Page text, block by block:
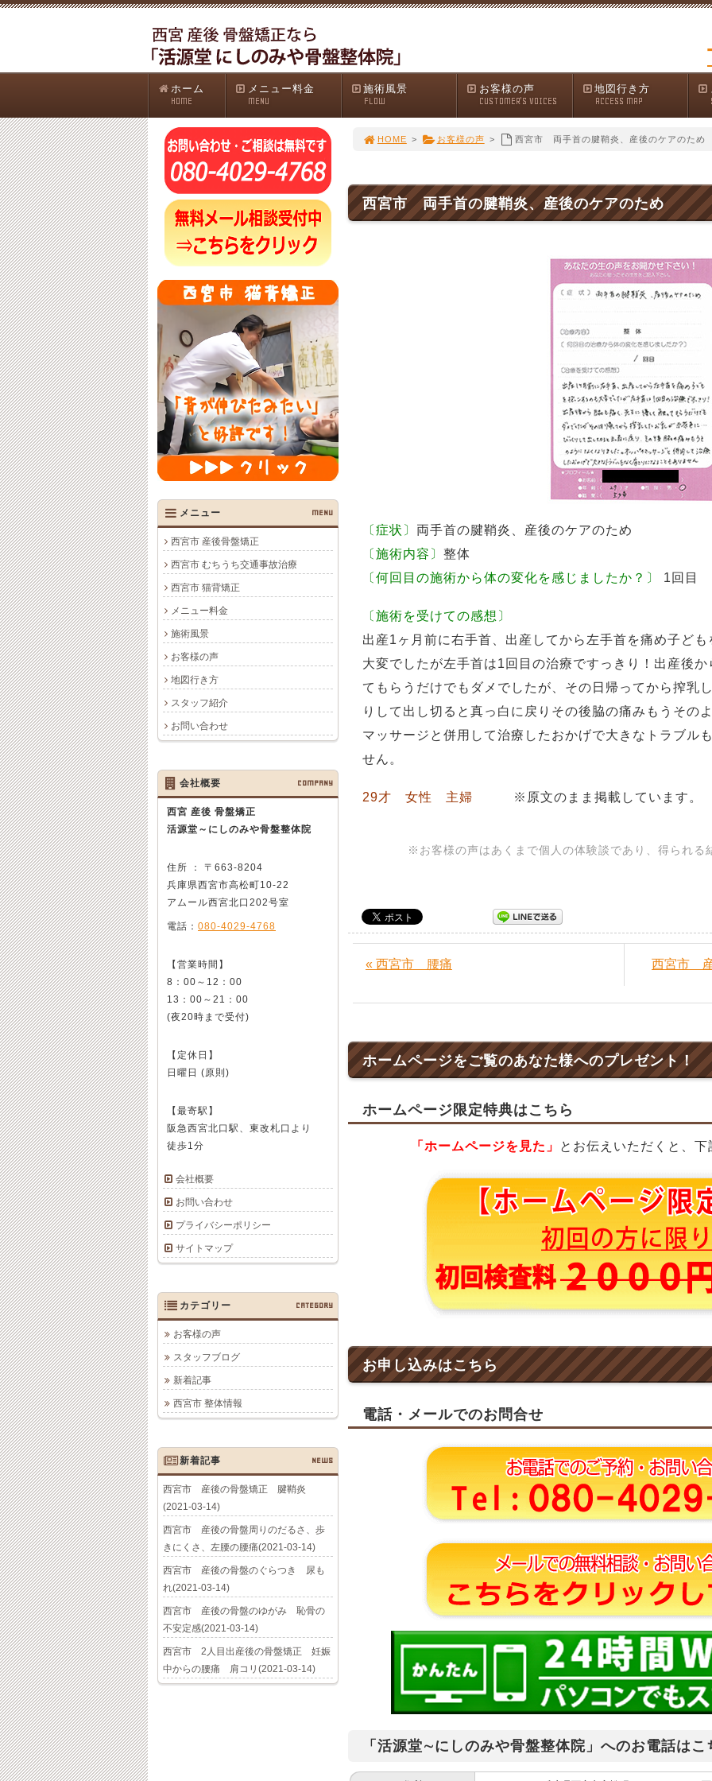
ホーム
HOME
メニュー料金
MENU
施術風景
FLOW
お客様の声
CUSTOMER'S VOICES
地図行き方
ACCESS MAP
HOME > お客様の声 > 西宮市 両手首の腱鞘炎、産後のケアのため
西宮市 両手首の腱鞘炎、産後のケアのため
〔症状〕 両手首の腱鞘炎、産後のケアのため
〔施術内容〕 整体
〔何回目の施術から体の変化を感じましたか？〕
1回目
〔施術を受けての感想〕
出産1ヶ月前に右手首、出産してから左手首を痛め子ど
大変でしたが左手首は1回目の治療ですっきり！出産後
てもらうだけでもダメでしたが、その日帰ってから搾乳
りして出し切ると真っ白に戻りその後脇の痛みもうその
マッサージと併用して治療したおかげで大きなトラブル
せん。
29才 女性 主婦 ※原文のまま掲載しています。
※お客様の声はあくまで個人の体験談であり、得られる
« 西宮市 腰痛 西宮市 産
ホームページをご覧のあなた様へのプレゼント！
ホームページ限定特典はこちら
「ホームページを見た」 とお伝えいただくと、
お申し込みはこちら
電話・メールでのお問合せ
「活源堂∼にしのみや骨盤整体院」へのお電話はこ
メニュー MENU
西宮市 産後骨盤矯正
西宮市 むちうち交通事故治療
西宮市 猫背矯正
メニュー料金
施術風景
お客様の声
地図行き方
スタッフ紹介
お問い合わせ
会社概要 COMPANY
西宮 産後 骨盤矯正
活源堂～にしのみや骨盤整体院
住所 ： 〒663-8204
兵庫県西宮市高松町10-22
アムール西宮北口202号室
電話： 080-4029-4768
【営業時間】
8：00～12：00
13：00～21：00
(夜20時まで受付)
【定休日】
日曜日 (原則)
【最寄駅】
阪急西宮北口駅、東改札口より
徒歩1分
会社概要
お問い合わせ
プライバシーポリシー
サイトマップ
カテゴリー CATEGORY
お客様の声
スタッフブログ
新着記事
西宮市 整体情報
新着記事 NEWS
西宮市 産後の骨盤矯正 腱鞘炎
(2021-03-14)
西宮市 産後の骨盤周りのだるさ、歩
きにくさ、左腰の腰痛(2021-03-14)
西宮市 産後の骨盤のぐらつき 尿も
れ(2021-03-14)
西宮市 産後の骨盤のゆがみ 恥骨の
不安定感(2021-03-14)
西宮市 2人目出産後の骨盤矯正 妊娠
中からの腰痛 肩コリ(2021-03-14)